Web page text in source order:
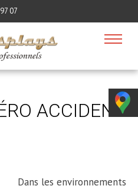
07
ACCIDENT
Dans les environnements